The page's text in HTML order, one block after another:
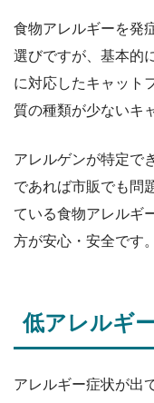
食物アレルギーを発
選びですが、基本的
に対応したキャット
質の種類が少ないキ
アレルゲンが特定で
であれば市販でも問
ている食物アレルギ
方が安心・安全です。
低アレルギ
アレルギー症状が出